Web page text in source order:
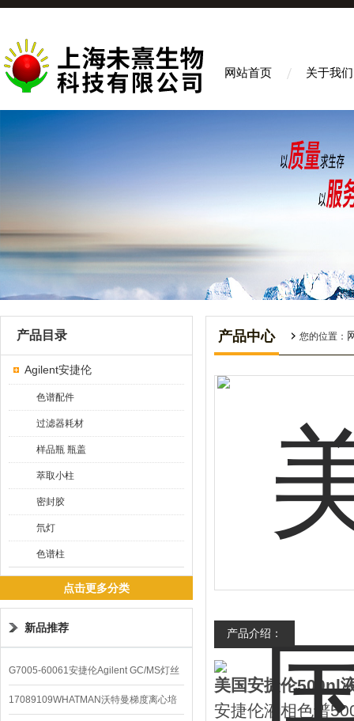
网站首页 关于我们
产品目录
Agilent安捷伦
色谱配件
过滤器耗材
样品瓶 瓶盖
萃取小柱
密封胶
氘灯
色谱柱
点击更多分类
新品推荐
G7005-60061安捷伦Agilent GC/MS灯丝
配件
17089109WHATMAN沃特曼梯度离心培
产品中心 您的位置：
产品介绍：
美国安捷伦500nl
安捷伦液相色谱